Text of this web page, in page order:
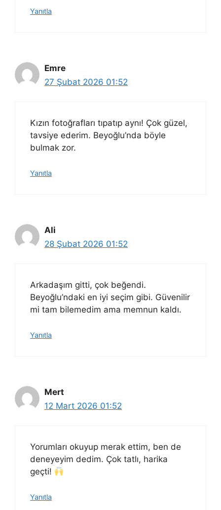
Yanıtla
Emre
27 Şubat 2026 01:52
Kızın fotoğrafları tıpatıp aynı! Çok güzel,
tavsiye ederim. Beyoğlu’nda böyle
bulmak zor.
Yanıtla
Ali
28 Şubat 2026 01:52
Arkadaşım gitti, çok beğendi.
Beyoğlu’ndaki en iyi seçim gibi. Güvenilir
mi tam bilemedim ama memnun kaldı.
Yanıtla
Mert
12 Mart 2026 01:52
Yorumları okuyup merak ettim, ben de
deneyeyim dedim. Çok tatlı, harika
geçti!
Yanıtla